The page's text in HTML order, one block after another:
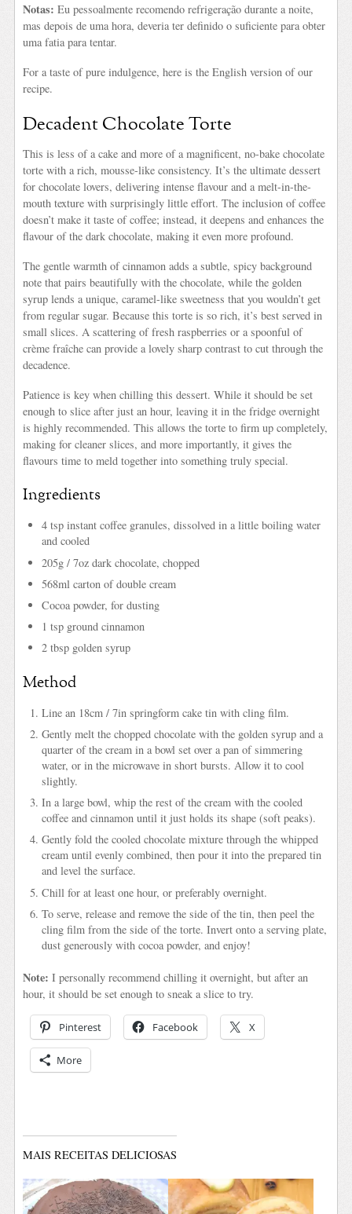
Notas: Eu pessoalmente recomendo refrigeração durante a noite,
mas depois de uma hora, deveria ter definido o suficiente para obter
uma fatia para tentar.
For a taste of pure indulgence, here is the English version of our
recipe.
Decadent Chocolate Torte
This is less of a cake and more of a magnificent, no-bake chocolate
torte with a rich, mousse-like consistency. It’s the ultimate dessert
for chocolate lovers, delivering intense flavour and a melt-in-the-
mouth texture with surprisingly little effort. The inclusion of coffee
doesn’t make it taste of coffee; instead, it deepens and enhances the
flavour of the dark chocolate, making it even more profound.
The gentle warmth of cinnamon adds a subtle, spicy background
note that pairs beautifully with the chocolate, while the golden
syrup lends a unique, caramel-like sweetness that you wouldn’t get
from regular sugar. Because this torte is so rich, it’s best served in
small slices. A scattering of fresh raspberries or a spoonful of
crème fraîche can provide a lovely sharp contrast to cut through the
decadence.
Patience is key when chilling this dessert. While it should be set
enough to slice after just an hour, leaving it in the fridge overnight
is highly recommended. This allows the torte to firm up completely,
making for cleaner slices, and more importantly, it gives the
flavours time to meld together into something truly special.
Ingredients
4 tsp instant coffee granules, dissolved in a little boiling water
and cooled
205g / 7oz dark chocolate, chopped
568ml carton of double cream
Cocoa powder, for dusting
1 tsp ground cinnamon
2 tbsp golden syrup
Method
Line an 18cm / 7in springform cake tin with cling film.
Gently melt the chopped chocolate with the golden syrup and a
quarter of the cream in a bowl set over a pan of simmering
water, or in the microwave in short bursts. Allow it to cool
slightly.
In a large bowl, whip the rest of the cream with the cooled
coffee and cinnamon until it just holds its shape (soft peaks).
Gently fold the cooled chocolate mixture through the whipped
cream until evenly combined, then pour it into the prepared tin
and level the surface.
Chill for at least one hour, or preferably overnight.
To serve, release and remove the side of the tin, then peel the
cling film from the side of the torte. Invert onto a serving plate,
dust generously with cocoa powder, and enjoy!
Note: I personally recommend chilling it overnight, but after an
hour, it should be set enough to sneak a slice to try.
Pinterest Facebook X
More
MAIS RECEITAS DELICIOSAS